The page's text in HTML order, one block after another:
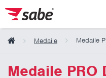
Medaile Medaile
Medaile PRO
Obsah košíku